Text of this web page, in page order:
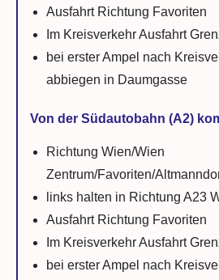
Ausfahrt Richtung Favoriten
Im Kreisverkehr Ausfahrt
bei erster Ampel nach
abbiegen in Daumgasse
Von der Südautobahn (A2)
Richtung Wien/Wien
Zentrum/Favoriten/
links halten in Richtung A23
Ausfahrt Richtung Favoriten
Im Kreisverkehr Ausfahrt
bei erster Ampel nach